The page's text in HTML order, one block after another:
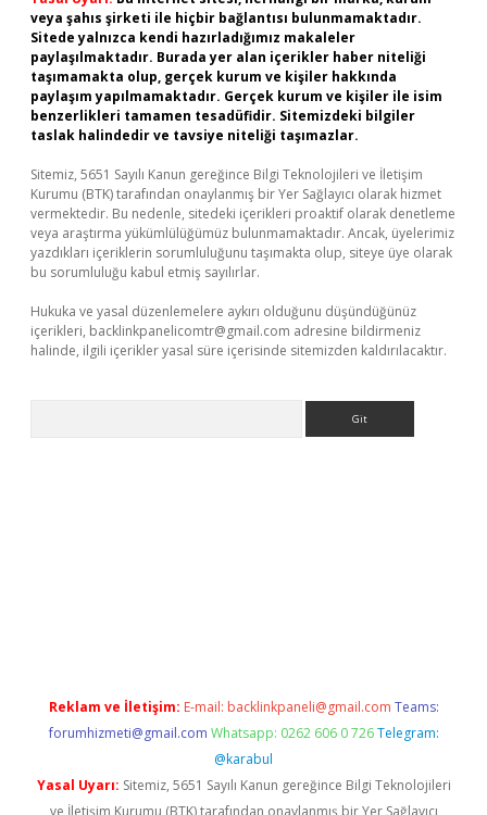
veya şahıs şirketi ile hiçbir bağlantısı bulunmamaktadır.
Sitede yalnızca kendi hazırladığımız makaleler
paylaşılmaktadır. Burada yer alan içerikler haber niteliği
taşımamakta olup, gerçek kurum ve kişiler hakkında
paylaşım yapılmamaktadır. Gerçek kurum ve kişiler ile isim
benzerlikleri tamamen tesadüfidir. Sitemizdeki bilgiler
taslak halindedir ve tavsiye niteliği taşımazlar.
Sitemiz, 5651 Sayılı Kanun gereğince Bilgi Teknolojileri ve İletişim
Kurumu (BTK) tarafından onaylanmış bir Yer Sağlayıcı olarak hizmet
vermektedir. Bu nedenle, sitedeki içerikleri proaktif olarak denetleme
veya araştırma yükümlülüğümüz bulunmamaktadır. Ancak, üyelerimiz
yazdıkları içeriklerin sorumluluğunu taşımakta olup, siteye üye olarak
bu sorumluluğu kabul etmiş sayılırlar.
Hukuka ve yasal düzenlemelere aykırı olduğunu düşündüğünüz
içerikleri, backlinkpanelicomtr@gmail.com adresine bildirmeniz
halinde, ilgili içerikler yasal süre içerisinde sitemizden kaldırılacaktır.
Reklam ve İletişim: E-mail: backlinkpaneli@gmail.com Teams:
forumhizmeti@gmail.com Whatsapp: 0262 606 0 726 Telegram:
@karabul
Yasal Uyarı: Sitemiz, 5651 Sayılı Kanun gereğince Bilgi Teknolojileri
ve İletişim Kurumu (BTK) tarafından onaylanmış bir Yer Sağlayıcı